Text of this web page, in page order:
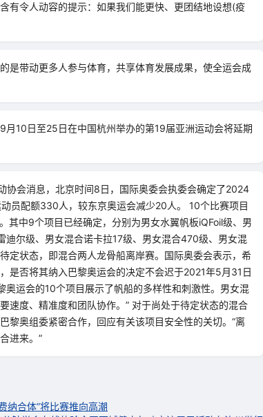
有令人动容的提示：如果我们能更快、更团结地设想(疫
是带动更多人参与体育，共享体育发展成果，使全运会成
10日至25日在中国杭州举办的第19届亚洲运动会将延期
协会消息，北京时间8日，国际奥委会执委会确定了2024
员配额330人，较东京奥运会减少20人。 10个比赛项目
其中9个项目已经确定，分别为男女水翼帆板iQFoil级、男
尔级、男女混合诺卡拉17级、男女混合470级、男女混
定状态，即混合两人龙骨船离岸赛。国际奥委会表示，希
是否将其纳入巴黎奥运会的决定不会迟于2021年5月31日
运会的10个项目展示了帆船的多样性和刺激性。男女混
速度、精准度和团队协作。” 对于尚处于待定状态的混合
黎奥组委紧密合作，回应有关该项目安全性的关切。“离
进来。”
纳合体”将比赛推向高潮